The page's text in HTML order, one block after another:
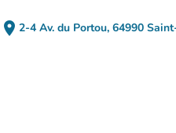
place 2-4 Av. du Portou, 64990(abrir